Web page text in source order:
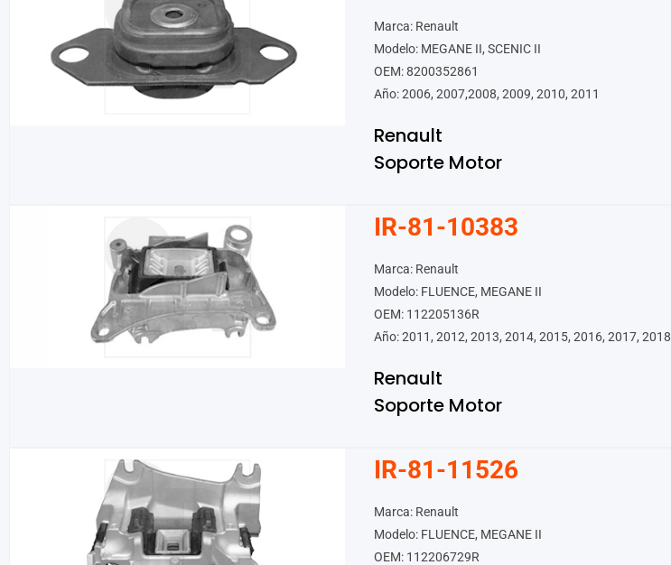
Marca: Renault
Modelo: MEGANE II, SCENIC II
OEM: 8200352861
Año: 2006, 2007,2008, 2009, 2010, 2011
Renault
Soporte Motor
IR-81-10383
Marca: Renault
Modelo: FLUENCE, MEGANE II
OEM: 112205136R
Año: 2011, 2012, 2013, 2014, 2015, 2016, 2017, 2018
Renault
Soporte Motor
IR-81-11526
Marca: Renault
Modelo: FLUENCE, MEGANE II
OEM: 112206729R